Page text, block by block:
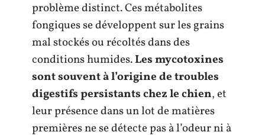
problème distinct. Ces métabolites
fongiques se développent sur les grains
mal stockés ou récoltés dans des
conditions humides.Les mycotoxines
sont souvent à l’origine de troubles
digestifs persistants chez le chien, et
leur présence dans un lot de matières
premières ne se détecte pas à l’odeur ni à